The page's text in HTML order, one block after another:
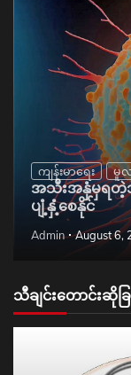
ကျန်းမာရေး မူလ
အသီးအနှံမှရတဲ့
ပျံ့နှံ့စေနိုင်
Admin August 6,
သီချင်းတောင်းဆိုခြ